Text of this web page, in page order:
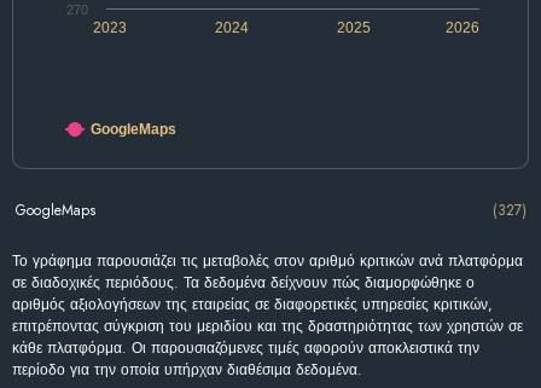
2024 2026
2023 2025
270
GoogleMaps
GoogleMaps (327)
Το γράφημα παρουσιάζει τις μεταβολές στον αριθμό κριτικών ανά πλατφόρμα
σε διαδοχικές περιόδους. Τα δεδομένα δείχνουν πώς διαμορφώθηκε ο
αριθμός αξιολογήσεων της εταιρείας σε διαφορετικές υπηρεσίες κριτικών,
επιτρέποντας σύγκριση του μεριδίου και της δραστηριότητας των χρηστών σε
κάθε πλατφόρμα. Οι παρουσιαζόμενες τιμές αφορούν αποκλειστικά την
περίοδο για την οποία υπήρχαν διαθέσιμα δεδομένα.